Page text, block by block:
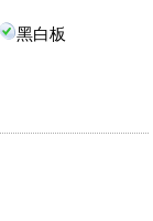
黑白板